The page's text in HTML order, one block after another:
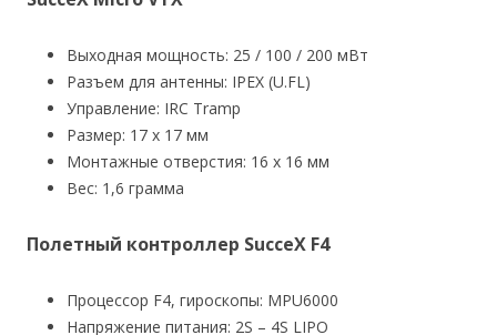
Выходная мощность: 25 / 100 / 200 мВт
Разъем для антенны: IPEX (U.FL)
Управление: IRC Tramp
Размер: 17 х 17 мм
Монтажные отверстия: 16 х 16 мм
Вес: 1,6 грамма
Полетный контроллер SucceX F4
Процессор F4, гироскопы: MPU6000
Напряжение питания: 2S – 4S LIPO